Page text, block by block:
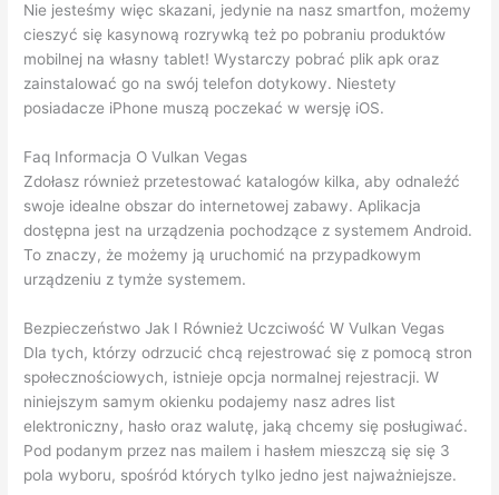
Nie jesteśmy więc skazani, jedynie na nasz smartfon, możemy
cieszyć się kasynową rozrywką też po pobraniu produktów
mobilnej na własny tablet! Wystarczy pobrać plik apk oraz
zainstalować go na swój telefon dotykowy. Niestety
posiadacze iPhone muszą poczekać w wersję iOS.
Faq Informacja O Vulkan Vegas
Zdołasz również przetestować katalogów kilka, aby odnaleźć
swoje idealne obszar do internetowej zabawy. Aplikacja
dostępna jest na urządzenia pochodzące z systemem Android.
To znaczy, że możemy ją uruchomić na przypadkowym
urządzeniu z tymże systemem.
Bezpieczeństwo Jak I Również Uczciwość W Vulkan Vegas
Dla tych, którzy odrzucić chcą rejestrować się z pomocą stron
społecznościowych, istnieje opcja normalnej rejestracji. W
niniejszym samym okienku podajemy nasz adres list
elektroniczny, hasło oraz walutę, jaką chcemy się posługiwać.
Pod podanym przez nas mailem i hasłem mieszczą się się 3
pola wyboru, spośród których tylko jedno jest najważniejsze.